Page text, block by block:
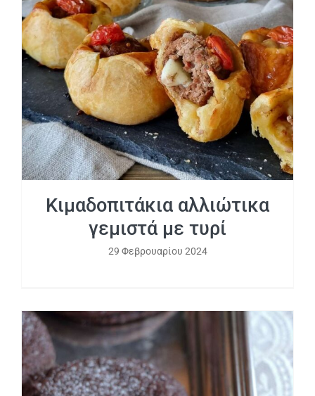
Κιμαδοπιτάκια αλλιώτικα γεμιστά με
τυρί
Κιμαδοπιτάκια αλλιώτικα
γεμιστά με τυρί
29 Φεβρουαρίου 2024